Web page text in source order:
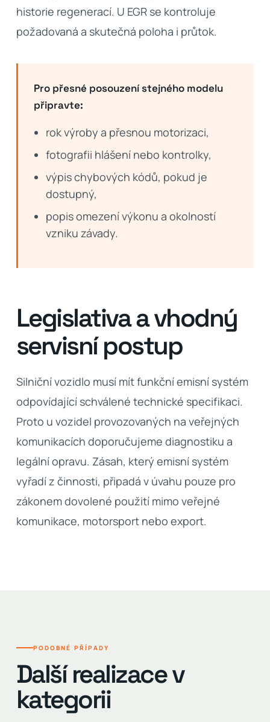
historie regenerací. U EGR se kontroluje
požadovaná a skutečná poloha i průtok.
Pro přesné posouzení stejného modelu
připravte:
rok výroby a přesnou motorizaci,
fotografii hlášení nebo kontrolky,
výpis chybových kódů, pokud je
dostupný,
popis omezení výkonu a okolností
vzniku závady.
Legislativa a vhodný
servisní postup
Silniční vozidlo musí mít funkční emisní systém
odpovídající schválené technické specifikaci.
Proto u vozidel provozovaných na veřejných
komunikacích doporučujeme diagnostiku a
legální opravu. Zásah, který emisní systém
vyřadí z činnosti, připadá v úvahu pouze pro
zákonem dovolené použití mimo veřejné
komunikace, motorsport nebo export.
PODOBNÉ PŘÍPADY
Další realizace v
kategorii